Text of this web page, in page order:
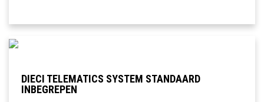
DIECI TELEMATICS SYSTEM STANDAARD
INBEGREPEN